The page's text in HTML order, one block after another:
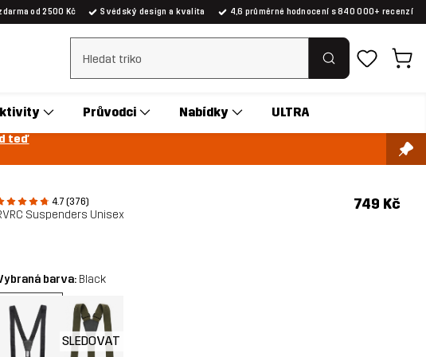
od 2500 Kč Švédský design a kvalita 4,6 průměrné hodnocení s 840 000+ recenzí
Vymazat vyhledávání
Průvodci Nabídky ULTRA
teď
4.7 (376)
Suspenders Unisex
749 Kč
barva: Black
SLEDOVAT